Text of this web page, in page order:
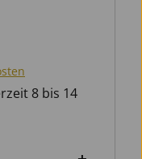
8 bis 14